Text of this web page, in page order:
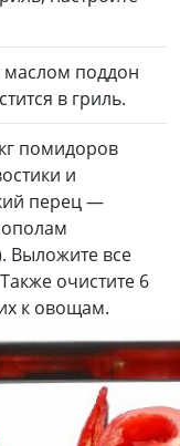
маслом поддон
в гриль.
помидоров
и
перец —
Выложите все
очистите 6
к овощам.